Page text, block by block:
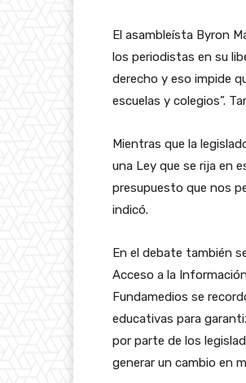
El asambleísta Byron
los periodistas en su
derecho y eso impide
escuelas y colegios”.
Mientras que la
una Ley que se rija en
presupuesto que nos
indicó.
En el debate también
Acceso a la
Fundamedios se
educativas para
por parte de los
generar un cambio en